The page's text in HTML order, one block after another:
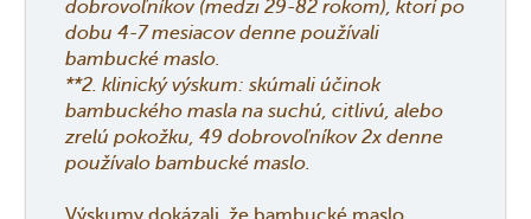
dobrovoľníkov (medzi 29-82 rokom), ktorí po
dobu 4-7 mesiacov denne používali
bambucké maslo.
**2. klinický výskum: skúmali účinok
bambuckého masla na suchú, citlivú, alebo
zrelú pokožku, 49 dobrovoľníkov 2x denne
používalo bambucké maslo.
Výskumy dokázali, že bambucké maslo